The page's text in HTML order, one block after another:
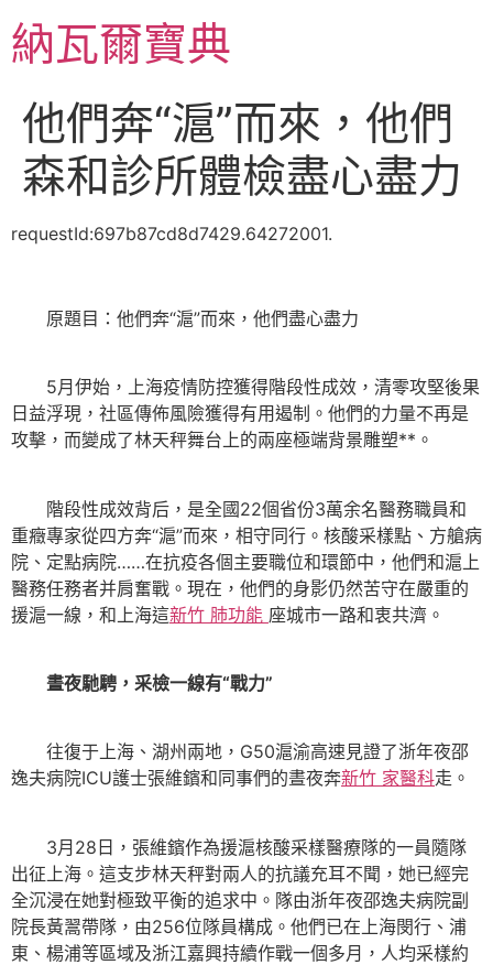
至
主納瓦爾寶典
他們奔“滬”而來，他們
森和診所體檢盡心盡力
requestId:697b87cd8d7429.64272001.
原題目：他們奔“滬”而來，他們盡心盡力
5月伊始，上海疫情防控獲得階段性成效，清零攻堅後果
日益浮現，社區傳佈風險獲得有用遏制。他們的力量不再是
攻擊，而變成了林天秤舞台上的兩座極端背景雕塑**。
階段性成效背后，是全國22個省份3萬余名醫務職員和
重癥專家從四方奔“滬”而來，相守同行。核酸采樣點、方艙病
院、定點病院……在抗疫各個主要職位和環節中，他們和滬上
醫務任務者并肩奮戰。現在，他們的身影仍然苦守在嚴重的
援滬一線，和上海這新竹 肺功能 座城市一路和衷共濟。
晝夜馳騁，采檢一線有“戰力”
往復于上海、湖州兩地，G50滬渝高速見證了浙年夜邵
逸夫病院ICU護士張維鑌和同事們的晝夜奔新竹 家醫科走。
3月28日，張維鑌作為援滬核酸采樣醫療隊的一員隨隊
出征上海。這支步林天秤對兩人的抗議充耳不聞，她已經完
全沉浸在她對極致平衡的追求中。隊由浙年夜邵逸夫病院副
院長黃翯帶隊，由256位隊員構成。他們已在上海閔行、浦
東、楊浦等區域及浙江嘉興持續作戰一個多月，人均采樣約